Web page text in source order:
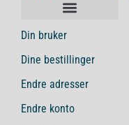
Din bruker
Dine bestillinger
Endre adresser
Endre konto